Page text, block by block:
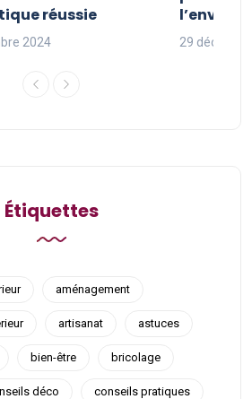
réussie
2024 29
Étiquettes
aménagement
artisanat astuces
bien-être bricolage
déco conseils pratiques